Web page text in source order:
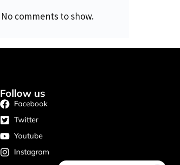
No comments to show.
Follow us
Facebook
Twitter
Youtube
Instagram